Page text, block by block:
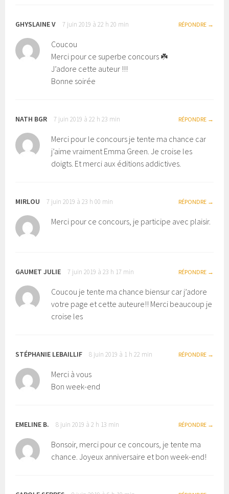
GHYSLAINE V 7 juin 2019 à 22 h 20 min RÉPONDRE
Coucou
Merci pour ce superbe concours ☘️
J’adore cette auteur !!!
Bonne soirée
NATH BGR 7 juin 2019 à 22 h 23 min RÉPONDRE
Merci pour le concours je tente ma chance car
j’aime vraiment Emma Green. Je croise les
doigts. Et merci aux éditions addictives.
MIRLOU 7 juin 2019 à 23 h 00 min RÉPONDRE
Merci pour ce concours, je participe avec plaisir.
GAUMET JULIE 7 juin 2019 à 23 h 17 min RÉPONDRE
Coucou je tente ma chance biensur car j’adore
votre page et cette auteure!! Merci beaucoup je
croise les
STÉPHANIE LEBAILLIF 8 juin 2019 à 1 h 22 min RÉPONDRE
Merci à vous
Bon week-end
EMELINE B. 8 juin 2019 à 2 h 13 min RÉPONDRE
Bonsoir, merci pour ce concours, je tente ma
chance. Joyeux anniversaire et bon week-end!